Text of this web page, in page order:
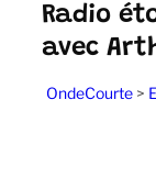
Radio
avec
OndeCourte >